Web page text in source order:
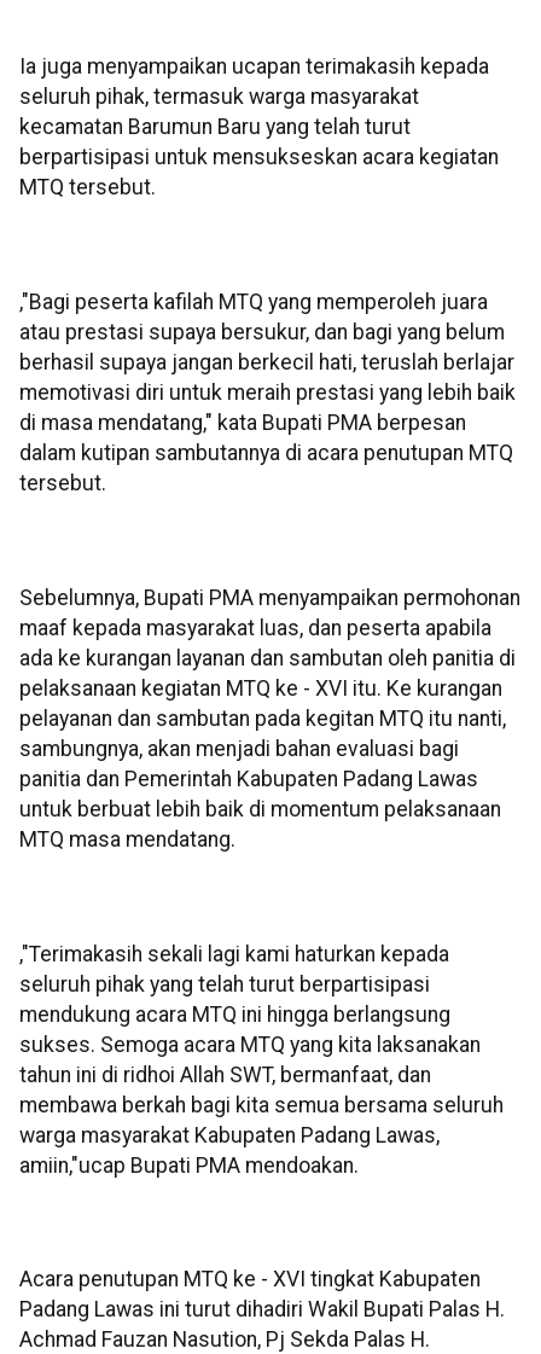
Ia juga menyampaikan ucapan terimakasih kepada
seluruh pihak, termasuk warga masyarakat
kecamatan Barumun Baru yang telah turut
berpartisipasi untuk mensukseskan acara kegiatan
MTQ tersebut.
,"Bagi peserta kafilah MTQ yang memperoleh juara
atau prestasi supaya bersukur, dan bagi yang belum
berhasil supaya jangan berkecil hati, teruslah berlajar
memotivasi diri untuk meraih prestasi yang lebih baik
di masa mendatang," kata Bupati PMA berpesan
dalam kutipan sambutannya di acara penutupan MTQ
tersebut.
Sebelumnya, Bupati PMA menyampaikan permohonan
maaf kepada masyarakat luas, dan peserta apabila
ada ke kurangan layanan dan sambutan oleh panitia di
pelaksanaan kegiatan MTQ ke - XVI itu. Ke kurangan
pelayanan dan sambutan pada kegitan MTQ itu nanti,
sambungnya, akan menjadi bahan evaluasi bagi
panitia dan Pemerintah Kabupaten Padang Lawas
untuk berbuat lebih baik di momentum pelaksanaan
MTQ masa mendatang.
,"Terimakasih sekali lagi kami haturkan kepada
seluruh pihak yang telah turut berpartisipasi
mendukung acara MTQ ini hingga berlangsung
sukses. Semoga acara MTQ yang kita laksanakan
tahun ini di ridhoi Allah SWT, bermanfaat, dan
membawa berkah bagi kita semua bersama seluruh
warga masyarakat Kabupaten Padang Lawas,
amiin,"ucap Bupati PMA mendoakan.
Acara penutupan MTQ ke - XVI tingkat Kabupaten
Padang Lawas ini turut dihadiri Wakil Bupati Palas H.
Achmad Fauzan Nasution, Pj Sekda Palas H.